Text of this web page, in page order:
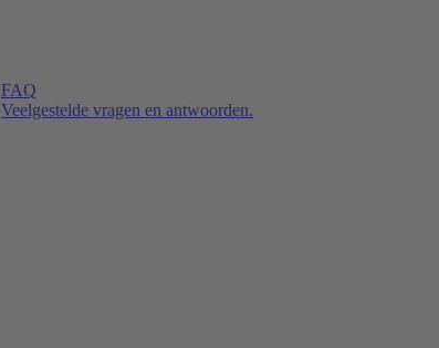
FAQ
Veelgestelde vragen en antwoorden.